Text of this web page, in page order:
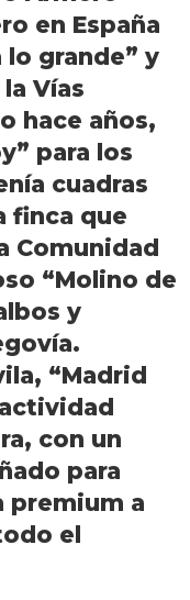
en España
grande” y
Vías
hace años,
para los
cuadras
finca que
Comunidad
“Molino de
y
“Madrid
con un
para
premium a
el